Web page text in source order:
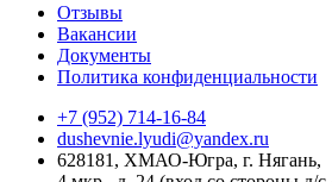
Отзывы
Вакансии
Документы
Политика конфиденциальности
+7 (952) 714-16-84
dushevnie.lyudi@yandex.ru
628181, ХМАО-Югра, г. Нягань,